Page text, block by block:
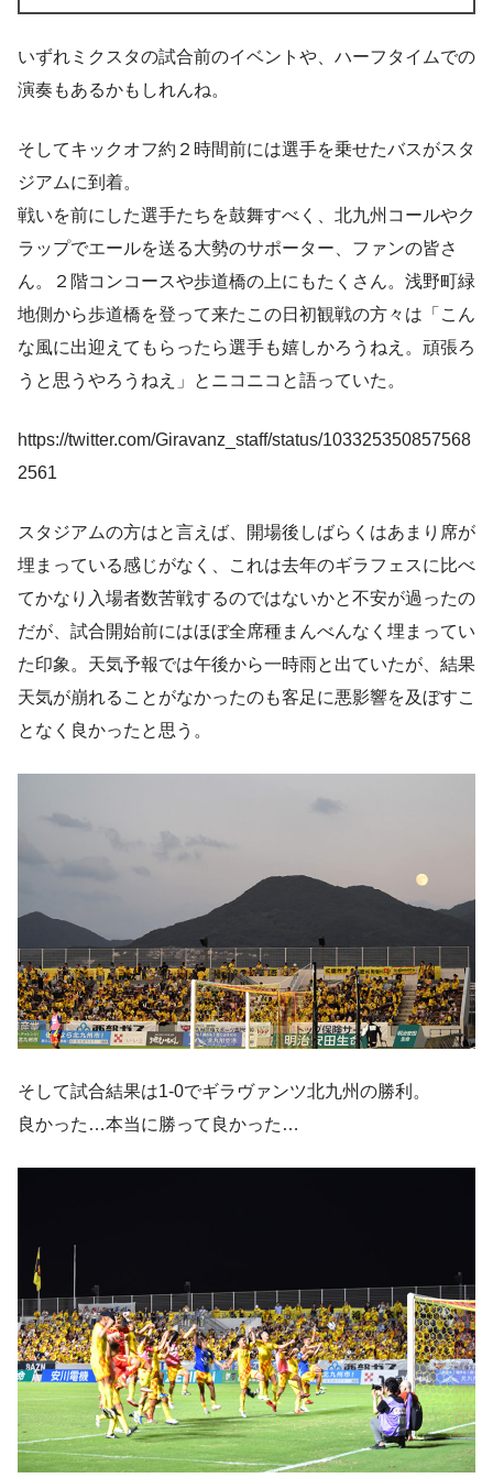
いずれミクスタの試合前のイベントや、ハーフタイムでの
演奏もあるかもしれんね。
そしてキックオフ約２時間前には選手を乗せたバスがスタ
ジアムに到着。
戦いを前にした選手たちを鼓舞すべく、北九州コールやク
ラップでエールを送る大勢のサポーター、ファンの皆さ
ん。２階コンコースや歩道橋の上にもたくさん。浅野町緑
地側から歩道橋を登って来たこの日初観戦の方々は「こん
な風に出迎えてもらったら選手も嬉しかろうねえ。頑張ろ
うと思うやろうねえ」とニコニコと語っていた。
https://twitter.com/Giravanz_staff/status/103325350857568
2561
スタジアムの方はと言えば、開場後しばらくはあまり席が
埋まっている感じがなく、これは去年のギラフェスに比べ
てかなり入場者数苦戦するのではないかと不安が過ったの
だが、試合開始前にはほぼ全席種まんべんなく埋まってい
た印象。天気予報では午後から一時雨と出ていたが、結果
天気が崩れることがなかったのも客足に悪影響を及ぼすこ
となく良かったと思う。
そして試合結果は1-0でギラヴァンツ北九州の勝利。
良かった…本当に勝って良かった…